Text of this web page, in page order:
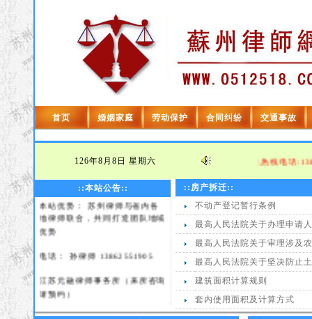
首页 婚姻家庭 劳动保护 合同纠纷 交通事故
126年8月8日 星期六
本网特邀苏州律师,为您提供免费法律咨询,热线电话
::本站公告::
本站优势： 苏州律师与省内各
地律师联合，共同打造团队地域
优势
电话： 孙律师 13862551905
江苏元融律师事务所（来所咨询
请预约）
地址：苏州市解放东路桐泾商务
::房产拆迁::
不动产登记暂行条例
最高人民法院关于办理申请
最高人民法院关于审理涉及
最高人民法院关于坚决防止
建筑面积计算规则
套内使用面积及计算方式